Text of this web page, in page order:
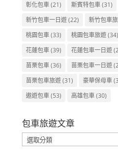
彰化包車(21) 斯賓特包車(31)
新竹包車一日遊(22) 新竹包車
桃園包車(33) 桃園包車旅遊(34)
花蓮包車(39) 花蓮包車一日遊
苗栗包車(36) 苗栗包車一日遊
苗栗包車旅遊(31) 豪華保母車
遨遊包車(53) 高雄包車(30)
包車旅遊文章
包
車